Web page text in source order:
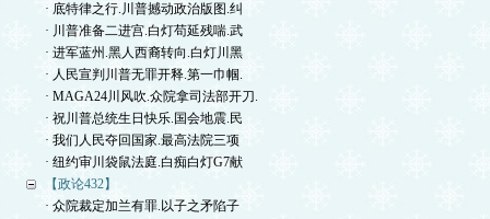
· 底特律之行.川普撼动政治版图.纠
· 川普准备二进宫.白灯苟延残喘.武
· 进军蓝州.黑人西裔转向.白灯川黑
· 人民宣判川普无罪开释.第一巾帼.
· MAGA24川风吹.众院拿司法部开刀.
· 祝川普总统生日快乐.国会地震.民
· 我们人民夺回国家.最高法院三项
· 纽约审川袋鼠法庭.白痴白灯G7献
【政论432】
· 众院裁定加兰有罪.以子之矛陷子